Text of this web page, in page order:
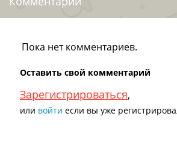
Пока нет комментариев.
Оставить свой комментарий
Зарегистрироваться,
или войти если вы уже